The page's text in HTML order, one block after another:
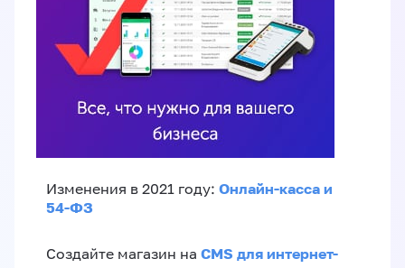
Изменения в 2021 году: Онлайн-касса и
54-ФЗ
Создайте магазин на CMS для интернет-